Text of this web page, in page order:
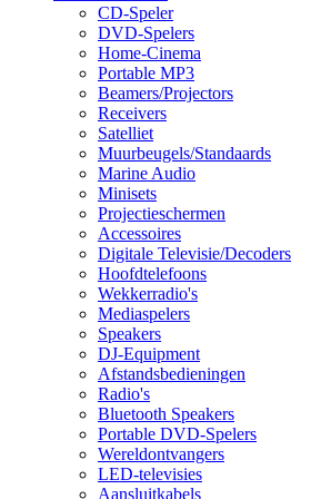
CD-Speler
DVD-Spelers
Home-Cinema
Portable MP3
Beamers/Projectors
Receivers
Satelliet
Muurbeugels/Standaards
Marine Audio
Minisets
Projectieschermen
Accessoires
Digitale Televisie/Decoders
Hoofdtelefoons
Wekkerradio's
Mediaspelers
Speakers
DJ-Equipment
Afstandsbedieningen
Radio's
Bluetooth Speakers
Portable DVD-Spelers
Wereldontvangers
LED-televisies
Aansluitkabels